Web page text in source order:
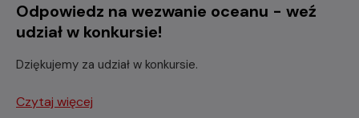
Odpowiedz na wezwanie oceanu - weź
udział w konkursie!
Dziękujemy za udział w konkursie.
Czytaj więcej